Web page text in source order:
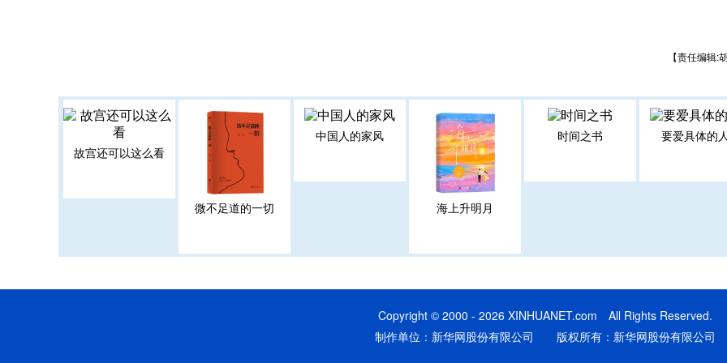
【责任编辑:
故宫还可以这么看
微不足道的一切
中国人的家风
海上升明月
时间之书 要爱具体的人
Copyright © 2000 - 2026 XINHUANET.com All Rights Reserved.
制作单位：新华网股份有限公司 版权所有：新华网股份有限公司